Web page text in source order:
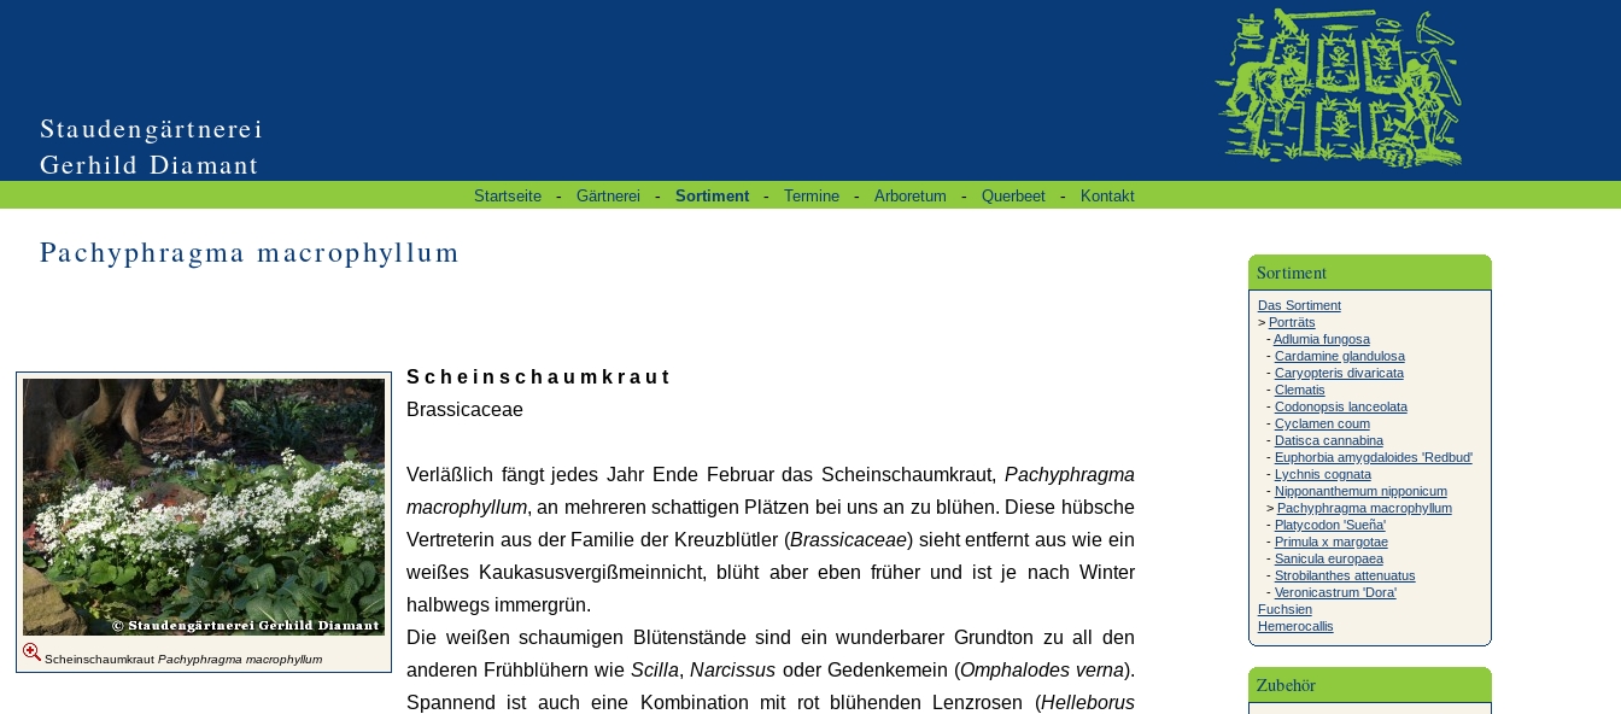
Staudengärtnerei
Gerhild Diamant
Startseite- Gärtnerei - Sortiment- Termine- Arboretum - Querbeet- Kontakt
Pachyphragma macrophyllum
Scheinschaumkraut Pachyphragma macrophyllum
S c h e i n s c h a u m k r a u t
Brassicaceae
Verläßlich fängt jedes Jahr Ende Februar das Scheinschaumkraut, Pachyphragma
macrophyllum, an mehreren schattigen Plätzen bei uns an zu blühen. Diese hübsche
Vertreterin aus der Familie der Kreuzblütler (Brassicaceae) sieht entfernt aus wie ein
weißes Kaukasusvergißmeinnicht, blüht aber eben früher und ist je nach Winter
halbwegs immergrün.
Die weißen schaumigen Blütenstände sind ein wunderbarer Grundton zu all den
anderen Frühblühern wieScilla,Narcissus oder Gedenkemein (Omphalodes verna).
Spannend ist auch eine Kombination mit rot blühenden Lenzrosen (Helleborus
Sortiment
Das Sortiment
> Porträts
-Adlumia fungosa
- Cardamine glandulosa
- Caryopteris divaricata
- Clematis
- Codonopsis lanceolata
- Cyclamen coum
- Datisca cannabina
- Euphorbia amygdaloides 'Redbud'
- Lychnis cognata
- Nipponanthemum nipponicum
> Pachyphragma macrophyllum
- Platycodon 'Sueña'
- Primula x margotae
- Sanicula europaea
- Strobilanthes attenuatus
- Veronicastrum 'Dora'
Fuchsien
Hemerocallis
Zubehör